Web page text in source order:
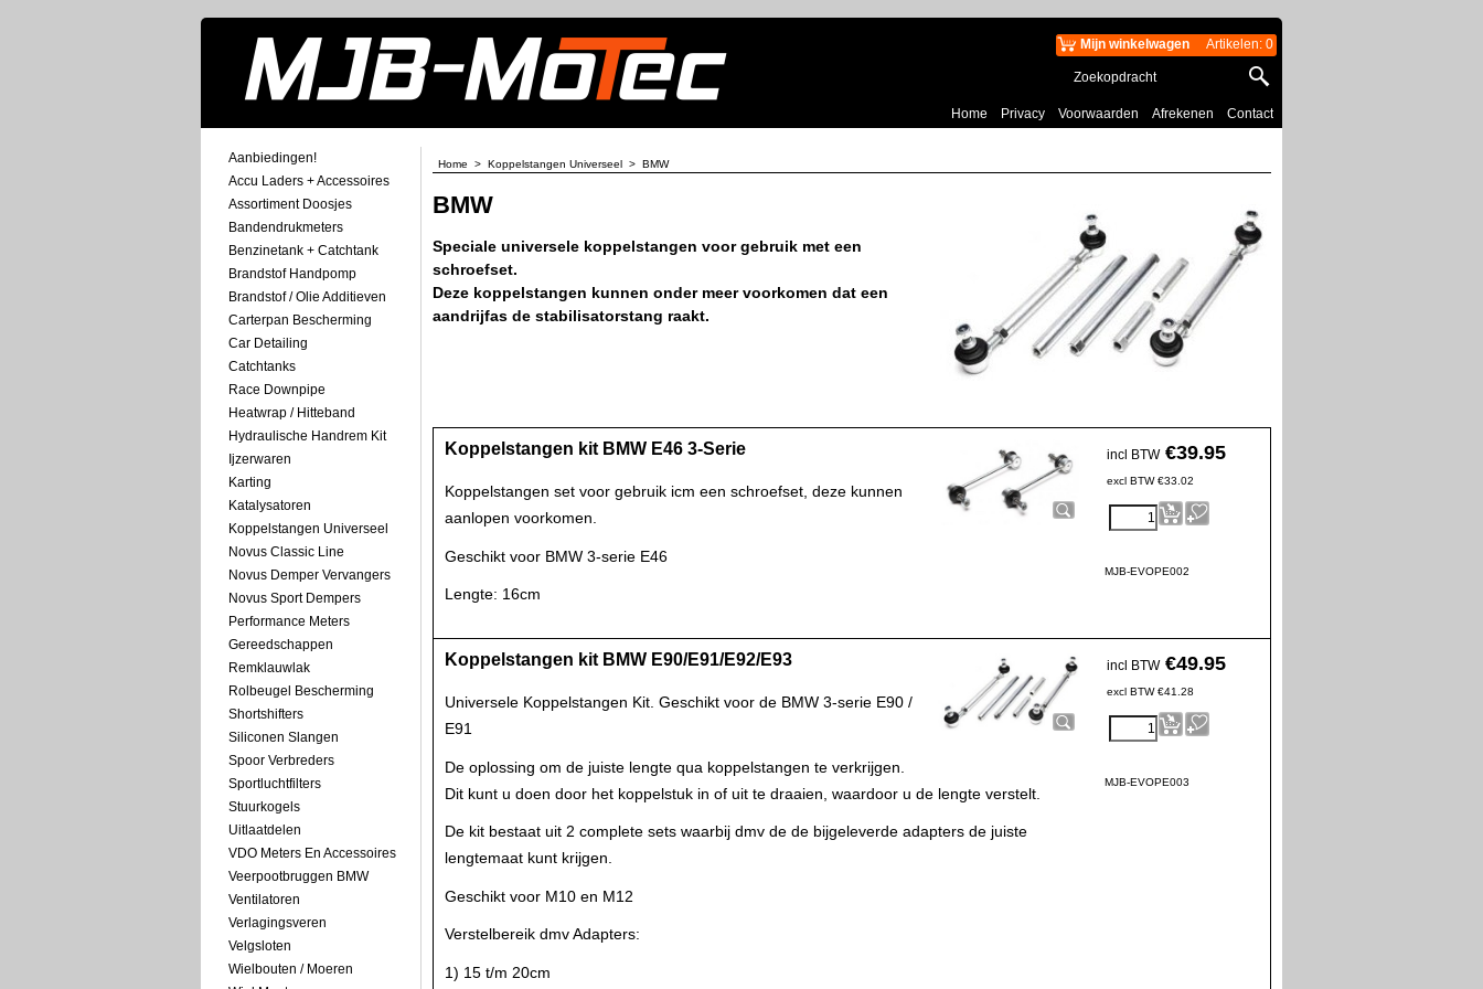
Mijn winkelwagen Artikelen: 0
Home Privacy Voorwaarden Afrekenen Contact
Aanbiedingen!
Accu Laders + Accessoires
Assortiment Doosjes
Bandendrukmeters
Benzinetank + Catchtank
Brandstof Handpomp
Brandstof / Olie Additieven
Carterpan Bescherming
Car Detailing
Catchtanks
Race Downpipe
Heatwrap / Hitteband
Hydraulische Handrem Kit
Ijzerwaren
Karting
Katalysatoren
Koppelstangen Universeel
Novus Classic Line
Novus Demper Vervangers
Novus Sport Dempers
Performance Meters
Gereedschappen
Remklauwlak
Rolbeugel Bescherming
Shortshifters
Siliconen Slangen
Spoor Verbreders
Sportluchtfilters
Stuurkogels
Uitlaatdelen
VDO Meters En Accessoires
Veerpootbruggen BMW
Ventilatoren
Verlagingsveren
Velgsloten
Wielbouten / Moeren
Home > Koppelstangen Universeel > BMW
BMW
Speciale universele koppelstangen voor gebruik met een
schroefset.
Deze koppelstangen kunnen onder meer voorkomen dat een
aandrijfas de stabilisatorstang raakt.
incl BTW €39.95
excl BTW €33.02
MJB-EVOPE002
Koppelstangen kit BMW E46 3-Serie
Koppelstangen set voor gebruik icm een schroefset, deze kunnen
aanlopen voorkomen.
Geschikt voor BMW 3-serie E46
Lengte: 16cm
incl BTW €49.95
excl BTW €41.28
MJB-EVOPE003
Koppelstangen kit BMW E90/E91/E92/E93
Universele Koppelstangen Kit. Geschikt voor de BMW 3-serie E90 /
E91
De oplossing om de juiste lengte qua koppelstangen te verkrijgen.
Dit kunt u doen door het koppelstuk in of uit te draaien, waardoor u de lengte verstelt.
De kit bestaat uit 2 complete sets waarbij dmv de de bijgeleverde adapters de juiste
lengtemaat kunt krijgen.
Geschikt voor M10 en M12
Verstelbereik dmv Adapters:
1) 15 t/m 20cm